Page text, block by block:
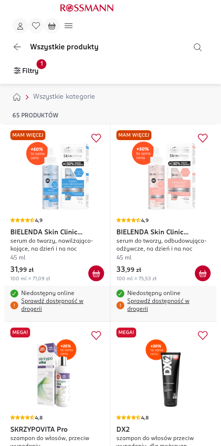
Wszystkie produkty
Filtry
1
Wszystkie kategorie
65 PRODUKTÓW
MAM WIĘCEJ
4,9
BIELENDA Skin Clinic
Professional Kwas
Hialuronowy
serum do twarzy, nawilżająco-
kojące, na dzień i na noc
45 ml
31 ,99 zł
100 ml = 71,09 zł
Niedostępny online
Sprawdź dostępność w
drogerii
MAM WIĘCEJ
4,9
BIELENDA Skin Clinic
Professional Ceramidy
serum do twarzy, odbudowująco-
odżywcze, na dzień i na noc
45 ml
33,99 zł
100 ml = 75,53 zł
Niedostępny online
Sprawdź dostępność w
drogerii
MEGA!
4,8
SKRZYPOVITA Pro
szampon do włosów, przeciw
MEGA!
4,8
DX2
szampon do włosów przeciw